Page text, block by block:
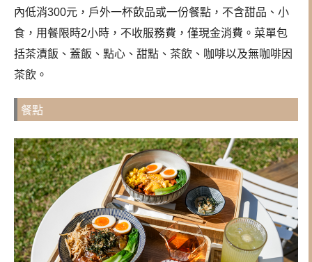
內低消300元，戶外一杯飲品或一份餐點，不含甜品、小
食，用餐限時2小時，不收服務費，僅現金消費。菜單包
括茶漬飯、蓋飯、點心、甜點、茶飲、咖啡以及無咖啡因
茶飲。
餐點